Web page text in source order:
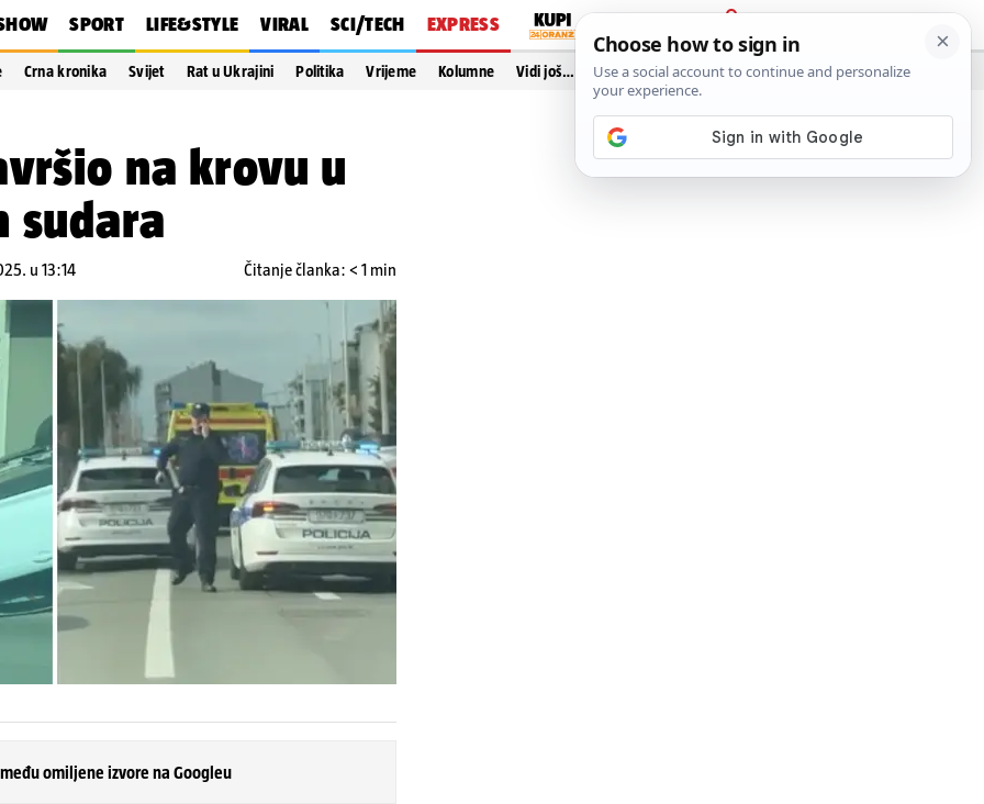
SPORT LIFE&STYLE VIRAL SCI/TECH EXPRESS
PRIJAVA
Crna kronika Svijet Rat u Ukrajini Politika Vrijeme Kolumne Vidi još…
na krovu u
sudara
u 13:14 Čitanje članka: < 1 min
omiljene izvore na Googleu